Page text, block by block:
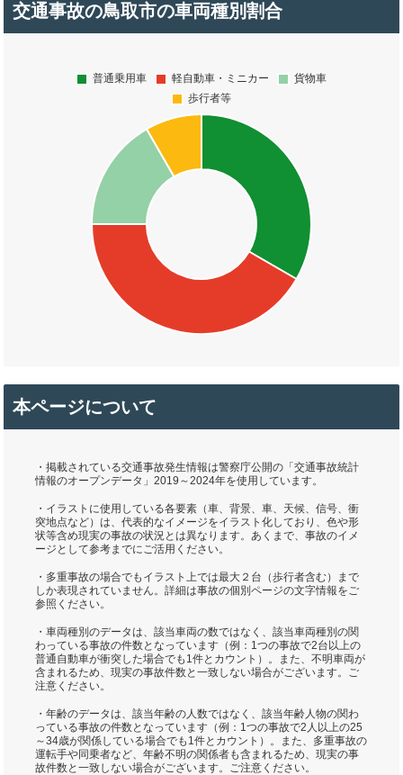
交通事故の鳥取市の車両種別割合
本ページについて
・掲載されている交通事故発生情報は警察庁公開の「交通事故統計
情報のオープンデータ」2019～2024年を使用しています。
・イラストに使用している各要素（車、背景、車、天候、信号、衝
突地点など）は、代表的なイメージをイラスト化しており、色や形
状等含め現実の事故の状況とは異なります。あくまで、事故のイメ
ージとして参考までにご活用ください。
・多重事故の場合でもイラスト上では最大２台（歩行者含む）まで
しか表現されていません。詳細は事故の個別ページの文字情報をご
参照ください。
・車両種別のデータは、該当車両の数ではなく、該当車両種別の関
わっている事故の件数となっています（例：1つの事故で2台以上の
普通自動車が衝突した場合でも1件とカウント）。また、不明車両が
含まれるため、現実の事故件数と一致しない場合がございます。ご
注意ください。
・年齢のデータは、該当年齢の人数ではなく、該当年齢人物の関わ
っている事故の件数となっています（例：1つの事故で2人以上の25
～34歳が関係している場合でも1件とカウント）。また、多重事故の
運転手や同乗者など、年齢不明の関係者も含まれるため、現実の事
故件数と一致しない場合がございます。ご注意ください。